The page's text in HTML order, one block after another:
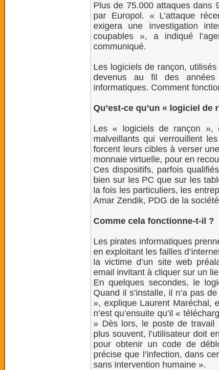
Plus de 75.000 attaques dans
par Europol. « L’attaque
exigera une investigation
coupables », a indiqué
communiqué.
Les logiciels de rançon,
devenus au fil des
informatiques. Comment
Qu’est-ce qu’un « logiciel de
Les « logiciels de rançon »,
malveillants qui verrouillent
forcent leurs cibles à verser
monnaie virtuelle, pour en
Ces dispositifs, parfois
bien sur les PC que sur les
la fois les particuliers, les
Amar Zendik, PDG de la
Comme cela fonctionne-t-il ?
Les pirates informatiques
en exploitant les failles
la victime d’un site web
email invitant à cliquer sur un
En quelques secondes, le
Quand il s’installe, il n’a pas
», explique Laurent Maréchal,
n’est qu’ensuite qu’il «
» Dès lors, le poste de
plus souvent, l’utilisateur doit
pour obtenir un code de
précise que l’infection, dans
sans intervention humaine ».